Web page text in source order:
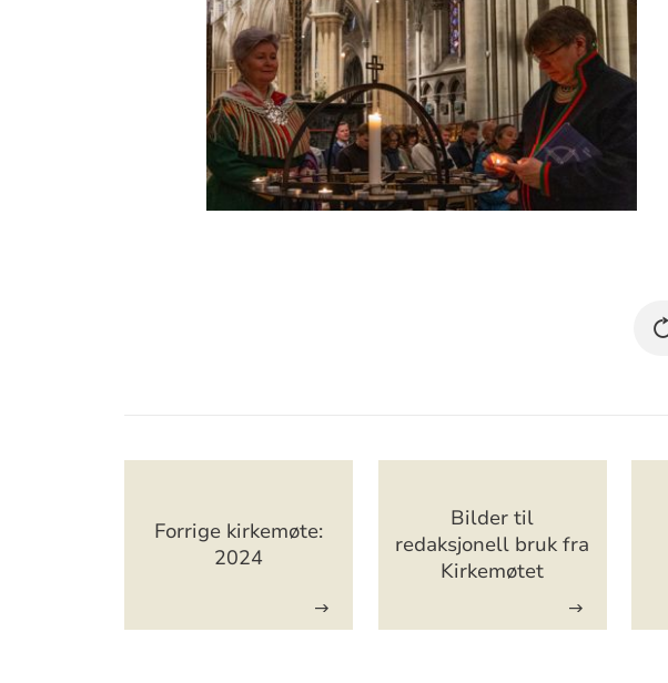
Forrige kirkemøte:
2024
Bilder til
redaksjonell bruk fra
Kirkemøtet